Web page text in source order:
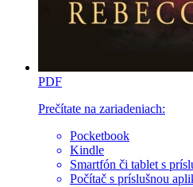
PDF
Prečítate na zariadeniach:
Pocketbook
Kindle
Smartfón či tablet s
Počítač s príslušnou